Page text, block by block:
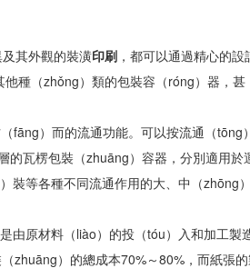
其外觀的裝潢印刷 ，都可以通過精心的
種（zhǒng）類的包裝容（róng）器，
）而的流通功能。可以按流通（tōng
瓦楞包裝（zhuāng）容器，分別適用於
裝等各種不同流通作用的大、中（zhōng
原材料（liào）的投（tóu）入和加工製
zhuāng）的總成本70%～80%，而紙張